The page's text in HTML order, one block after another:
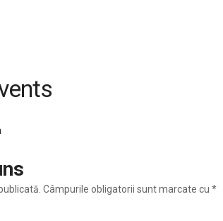
Câmpurile obligatorii sunt marcate cu *